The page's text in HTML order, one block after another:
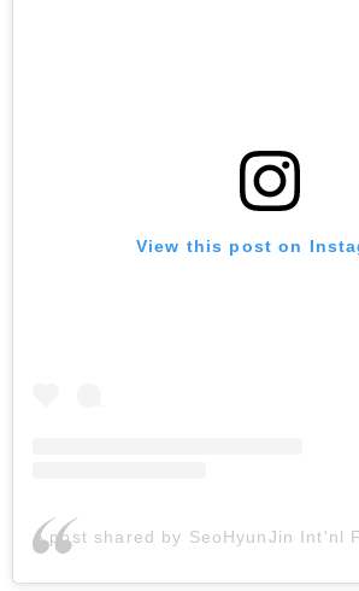
View this post on
A post shared by SeoHyunJin Int'nl